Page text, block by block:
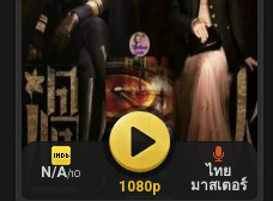
N/A/10
ไทย
มาสเตอร์
1080p